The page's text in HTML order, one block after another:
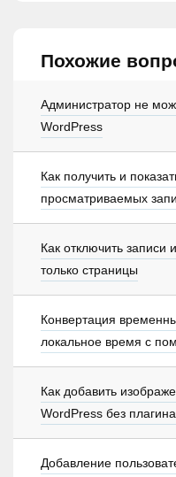
Похожие
Администратор не
WordPress
Как получить и
просматриваемых
Как отключить записи
только страницы
Конвертация
локальное время с
Как добавить
WordPress без
Добавление